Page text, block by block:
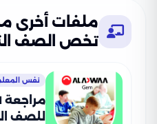
ملفات أخرى
تخص الصف
نفس
للصف